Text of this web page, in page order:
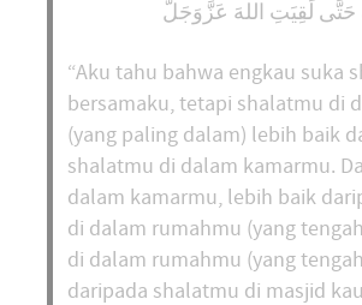
لَقِيَتِ اللهَ عَزَّوَجَلَّ
“Aku tahu bahwa engkau suka
bersamaku, tetapi shalatmu di
(yang paling dalam) lebih baik
shalatmu di dalam kamarmu.
dalam kamarmu, lebih baik
di dalam rumahmu (yang
di dalam rumahmu (yang
daripada shalatmu di masjid